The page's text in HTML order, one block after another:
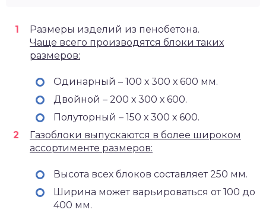
Размеры изделий из пенобетона.
Чаще всего производятся блоки таких
размеров:
Одинарный – 100 х 300 х 600 мм.
Двойной – 200 х 300 х 600.
Полуторный – 150 х 300 х 600.
Газоблоки выпускаются в более широком
ассортименте размеров:
Высота всех блоков составляет 250 мм.
Ширина может варьироваться от 100 до
400 мм.